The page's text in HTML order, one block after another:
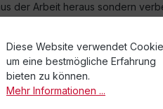
der Arbeit heraus sondern
Bundesverband deutscher
Diese Website verwendet
um eine bestmögliche Erfahrung
bieten zu können.
Mehr Informationen ...